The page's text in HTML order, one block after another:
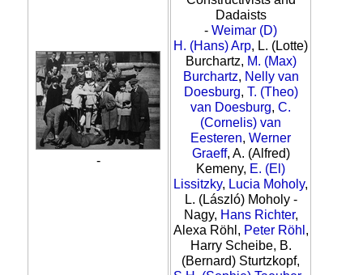
-
Dadaists
- Weimar (D)
H. (Hans) Arp, L. (Lotte)
Burchartz, M. (Max)
Burchartz, Nelly van
Doesburg, T. (Theo)
van Doesburg, C.
(Cornelis) van
Eesteren, Werner
Graeff, A. (Alfred)
Kemeny, E. (El)
Lissitzky, Lucia Moholy,
L. (László) Moholy -
Nagy, Hans Richter,
Alexa Röhl, Peter Röhl ,
Harry Scheibe, B.
(Bernard) Sturtzkopf,